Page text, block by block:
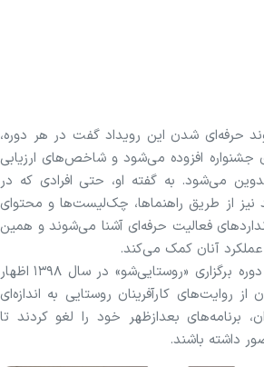
حرفه‌ای شدن این رویداد گفت در هر دوره،
افزوده می‌شود و شاخص‌های ارزیابی
می‌شود. به گفته او، حتی افرادی که در
نیز از طریق راهنماها، چک‌لیست‌ها و محتوای
فعالیت حرفه‌ای آشنا می‌شوند و همین
آنان کمک می‌کند.
وی با اشاره به نخستین دوره برگزاری «روستایی‌شو» در سال ۱۳۹۸ اظهار
روایت‌های کارآفرینان روستایی به اندازه‌ای
برنامه‌های بعدازظهر خود را لغو کردند تا
داشته باشند.